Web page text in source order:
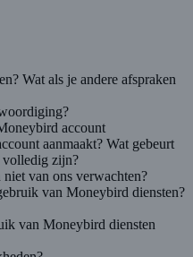
Wat als je andere afspraken
account
aanmaakt? Wat gebeurt
volledig zijn?
van ons verwachten?
van Moneybird diensten?
van Moneybird diensten